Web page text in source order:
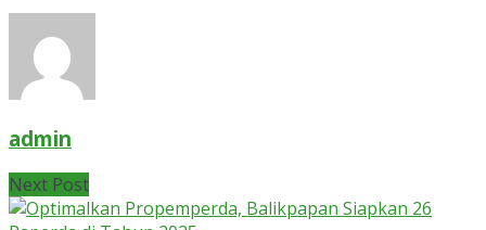
admin
Next Post